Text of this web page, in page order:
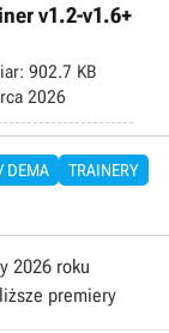
v1.2-v1.6+
902.7 KB
2026
DEMA
TRAINERY
2026 roku
premiery